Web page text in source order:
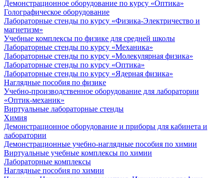
Демонстрационное оборудование по курсу «Оптика»
Голографическое оборудование
Лабораторные стенды по курсу «Физика-Электричество и
магнетизм»
Учебные комплексы по физике для средней школы
Лабораторные стенды по курсу «Механика»
Лабораторные стенды по курсу «Молекулярная физика»
Лабораторные стенды по курсу «Оптика»
Лабораторные стенды по курсу «Ядерная физика»
Наглядные пособия по физике
Учебно-производственное оборудование для лаборатории
«Оптик-механик»
Виртуальные лабораторные стенды
Химия
Демонстрационное оборудование и приборы для кабинета и
лаборатории
Демонстрационные учебно-наглядные пособия по химии
Виртуальные учебные комплексы по химии
Лабораторные комплексы
Наглядные пособия по химии